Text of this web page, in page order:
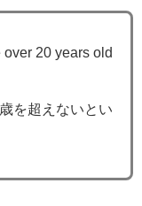
20 years old
を超えないとい